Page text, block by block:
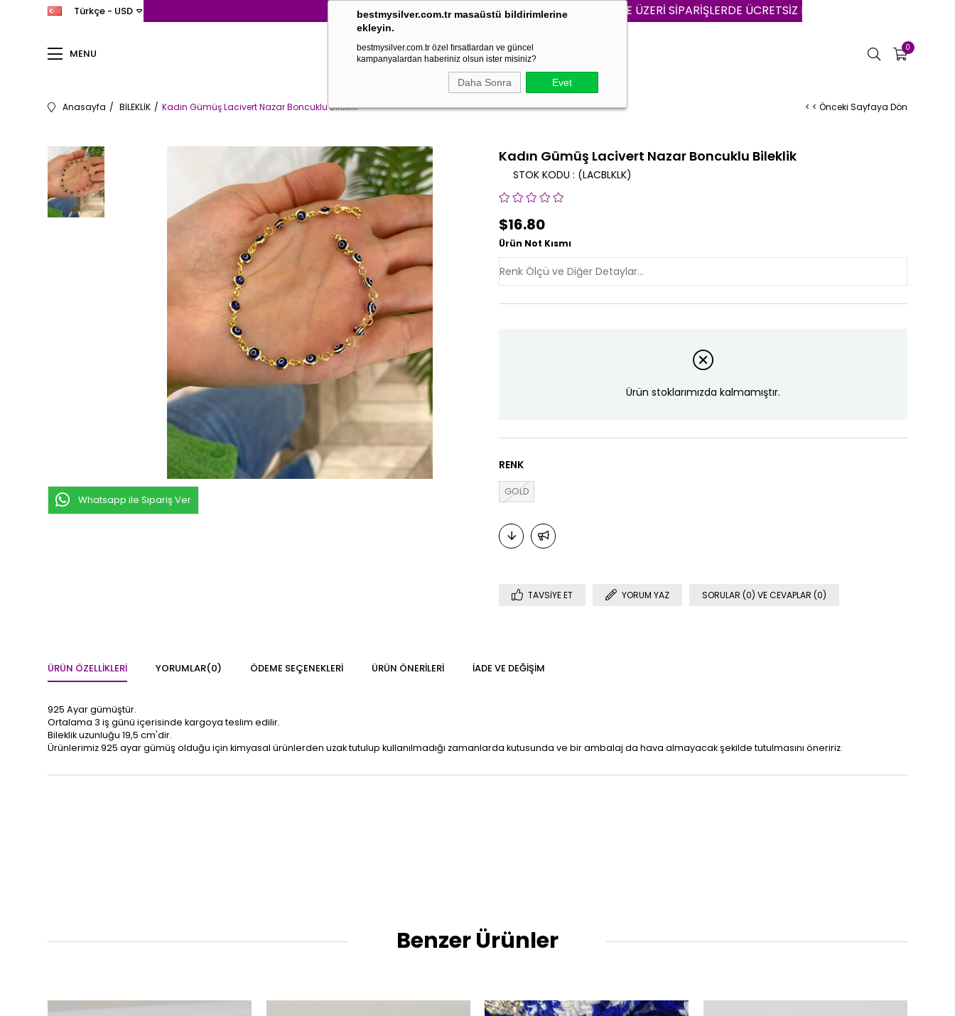
bestmysilver.com.tr masaüstü bildirimlerine
ekleyin.
bestmysilver.com.tr özel fırsatlardan ve güncel
kampanyalardan haberiniz olsun ister misiniz?
Daha Sonra Evet
3000₺ VE ÜZERİ SİPARİŞLERDE ÜCRETSİZ KARGO | VADE FARKSIZ 3 AYA
MENU
Türkçe - USD
0
Anasayfa BİLEKLİK Kadın Gümüş Lacivert Nazar Boncuklu Bileklik < < Önceki Sayfaya Dön
Whatsapp ile Sipariş Ver
Kadın Gümüş Lacivert Nazar Boncuklu Bileklik
(LACBLKLK)
STOK KODU
$16.80
Ürün Not Kısmı
Ürün stoklarımızda kalmamıştır.
RENK
GOLD
TAVSIYE ET YORUM YAZ SORULAR (0) VE CEVAPLAR (0)
ÜRÜN ÖZELLIKLERI YORUMLAR(0) ÖDEME SEÇENEKLERI ÜRÜN ÖNERILERI İADE VE DEĞIŞIM
925 Ayar gümüştür.
Ortalama 3 iş günü içerisinde kargoya teslim edilir.
Bileklik uzunluğu 19,5 cm'dir.
Ürünlerimiz 925 ayar gümüş olduğu için kimyasal ürünlerden uzak tutulup kullanılmadığı zamanlarda kutusunda ve bir ambalaj da hava almayacak şekilde tutulmasını öneririz.
Benzer Ürünler